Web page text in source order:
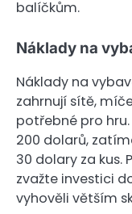
balíčkům.
Náklady na
Náklady na
zahrnují sítě,
potřebné pro
200 dolarů,
30 dolary za kus.
zvažte investici
vyhověli větším